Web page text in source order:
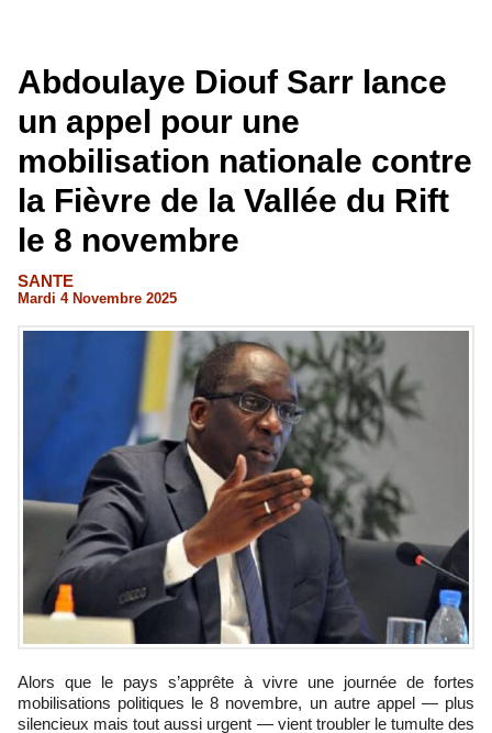
Abdoulaye Diouf Sarr lance
un appel pour une
mobilisation nationale contre
la Fièvre de la Vallée du Rift
le 8 novembre
SANTE
Mardi 4 Novembre 2025
Alors que le pays s’apprête à vivre une journée de fortes
mobilisations politiques le 8 novembre, un autre appel — plus
silencieux mais tout aussi urgent — vient troubler le tumulte des